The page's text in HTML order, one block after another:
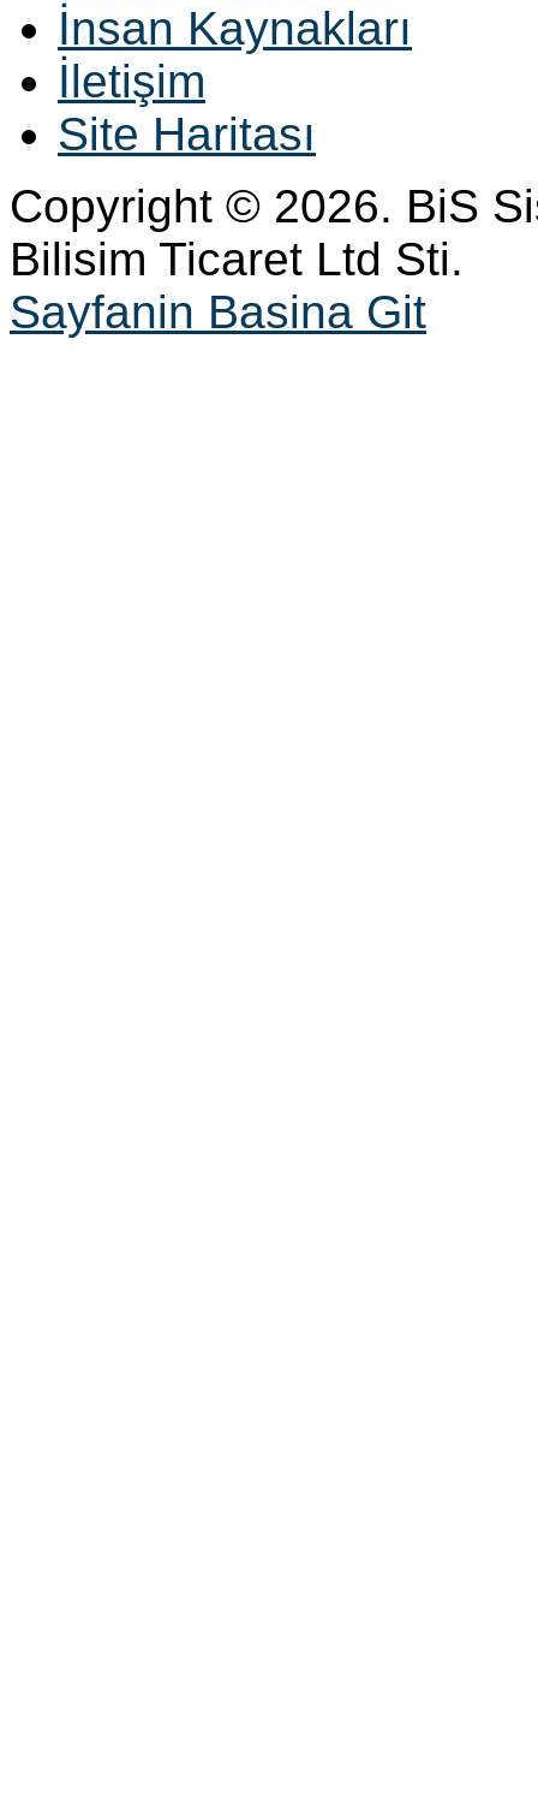
İnsan Kaynakları
İletişim
Site Haritası
Copyright © 2026. BiS
Bilisim Ticaret Ltd Sti.
Sayfanin Basina Git